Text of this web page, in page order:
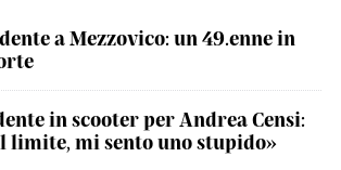
a Mezzovico: un 49.enne in
in scooter per Andrea Censi:
limite, mi sento uno stupido»